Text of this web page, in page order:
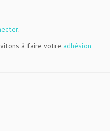
.
à faire votre adhésion.